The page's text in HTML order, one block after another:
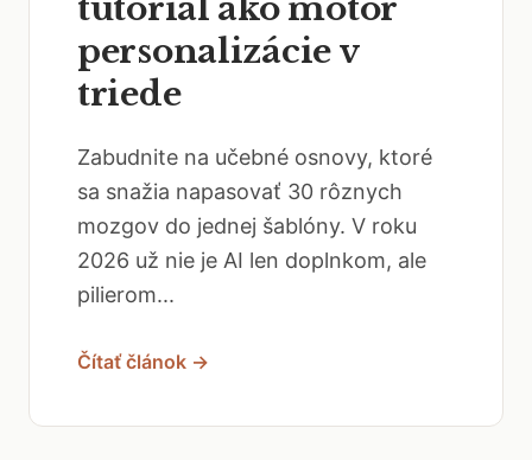
tutoriál ako motor
personalizácie v
triede
Zabudnite na učebné osnovy, ktoré
sa snažia napasovať 30 rôznych
mozgov do jednej šablóny. V roku
2026 už nie je AI len doplnkom, ale
pilierom...
Čítať článok →